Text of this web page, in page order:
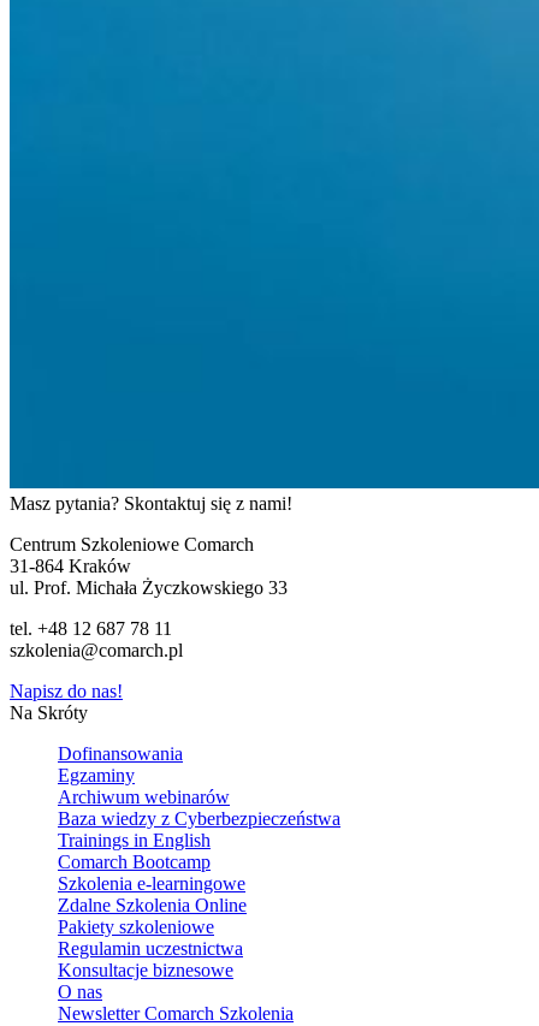
Masz pytania? Skontaktuj się z nami!
Centrum Szkoleniowe Comarch
31-864 Kraków
ul. Prof. Michała Życzkowskiego 33
tel. +48 12 687 78 11
szkolenia@comarch.pl
Napisz do nas!
Na Skróty
Dofinansowania
Egzaminy
Archiwum webinarów
Baza wiedzy z Cyberbezpieczeństwa
Trainings in English
Comarch Bootcamp
Szkolenia e-learningowe
Zdalne Szkolenia Online
Pakiety szkoleniowe
Regulamin uczestnictwa
Konsultacje biznesowe
O nas
Newsletter Comarch Szkolenia